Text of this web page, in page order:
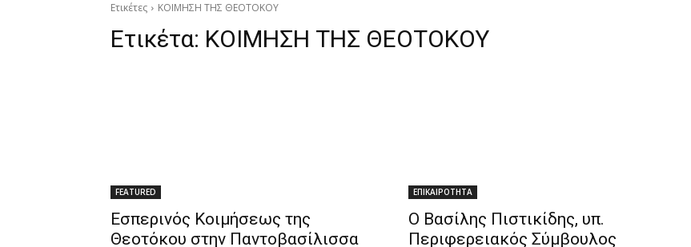
Ετικέτες ΚΟΙΜΗΣΗ ΤΗΣ ΘΕΟΤΟΚΟΥ
Ετικέτα: ΚΟΙΜΗΣΗ ΤΗΣ ΘΕΟΤΟΚΟΥ
FEATURED
Εσπερινός Κοιμήσεως της
Θεοτόκου στην Παντοβασίλισσα
ΕΠΙΚΑΙΡΟΤΗΤΑ
Ο Βασίλης Πιστικίδης, υπ.
Περιφερειακός Σύμβουλος